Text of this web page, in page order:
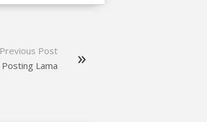
Previous Post
Posting Lama